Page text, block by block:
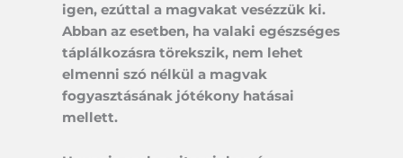
igen, ezúttal a magvakat vesézzük ki.
Abban az esetben, ha valaki egészséges
táplálkozásra törekszik, nem lehet
elmenni szó nélkül a magvak
fogyasztásának jótékony hatásai
mellett.